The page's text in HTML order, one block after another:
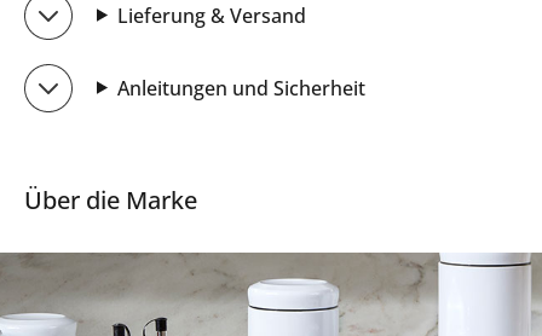
Lieferung & Versand
Anleitungen und Sicherheit
Über die Marke